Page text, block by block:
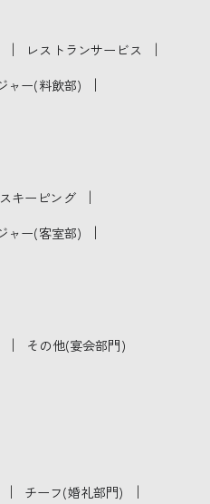
｜ レストランサービス ｜
ャー(料飲部) ｜
キーピング ｜
ャー(客室部) ｜
｜ その他(宴会部門)
｜ チーフ(婚礼部門) ｜